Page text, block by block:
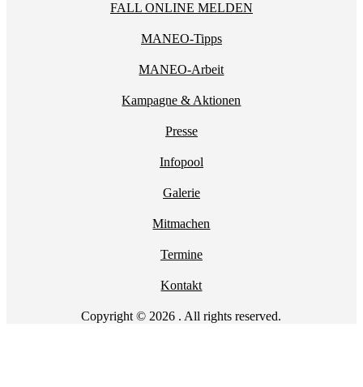
FALL ONLINE MELDEN
MANEO-Tipps
MANEO-Arbeit
Kampagne & Aktionen
Presse
Infopool
Galerie
Mitmachen
Termine
Kontakt
Copyright © 2026 . All rights reserved.